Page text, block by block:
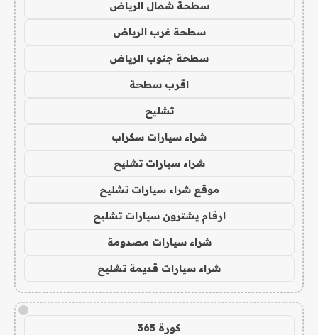
سطحة شمال الرياض
سطحة غرب الرياض
سطحة جنوب الرياض
اقرب سطحة
تشليح
شراء سيارات سكراب
شراء سيارات تشليح
موقع شراء سيارات تشليح
ارقام يشترون سيارات تشليح
شراء سيارات مصدومة
شراء سيارات قديمة تشليح
!
كورة 365